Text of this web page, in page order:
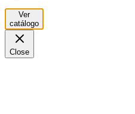
Ver
catálogo
Close